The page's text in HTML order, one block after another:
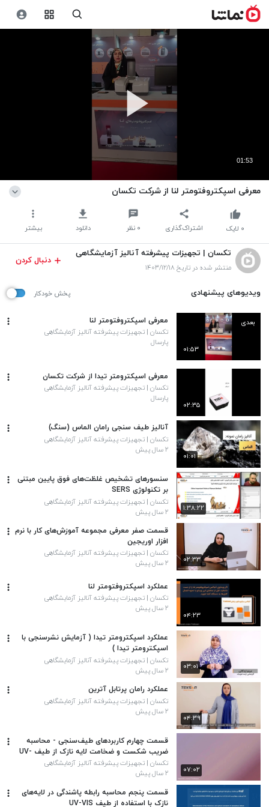
01:53
معرفی اسپکتروفتومتر لنا از شرکت تکسان
اشتراک‌گذاری ۰ نظر دانلود بیشتر ۰ لایک
تکسان | تجهیزات پیشرفته آنالیز آزمایشگاهی
منتشر شده در تاریخ ۱۴۰۳/۱۲/۱۸
دنبال کردن
ویدیوهای پیشنهادی پخش خودکار
۰۱:۵۳
بعدی معرفی اسپکتروفتومتر لنا
تکسان | تجهیزات پیشرفته آنالیز آزمایشگاهی
پارسال
۰۲:۳۵
معرفی اسپکترومتر تیدا از شرکت تکسان
تکسان | تجهیزات پیشرفته آنالیز آزمایشگاهی
پارسال
۰۱:۰۱
آنالیز طیف سنجی رامان الماس (سنگ)
تکسان | تجهیزات پیشرفته آنالیز آزمایشگاهی
۲ سال پیش
۱:۳۸:۲۲
سنسورهای تشخیص غلظت‌های فوق پایین مبتنی
بر تکنولوژی SERS
تکسان | تجهیزات پیشرفته آنالیز آزمایشگاهی
۲ سال پیش
۰۲:۳۳
قسمت صفر معرفی مجموعه آموزش‌های کار با نرم
افزار اوریجین
تکسان | تجهیزات پیشرفته آنالیز آزمایشگاهی
۲ سال پیش
۰۴:۲۳
عملکرد اسپکتروفتومتر لنا
تکسان | تجهیزات پیشرفته آنالیز آزمایشگاهی
۲ سال پیش
۰۳:۰۱
عملکرد اسپکترومتر تیدا ( آزمایش نشرسنجی با
اسپکترومتر تیدا )
تکسان | تجهیزات پیشرفته آنالیز آزمایشگاهی
۲ سال پیش
۰۴:۳۹
عملکرد رامان پرتابل آترین
تکسان | تجهیزات پیشرفته آنالیز آزمایشگاهی
۲ سال پیش
۰۷:۰۲
قسمت چهارم کاربردهای طیف‌سنجی - محاسبه
ضریب شکست و ضخامت لایه نازک از طیف UV-
VIS
تکسان | تجهیزات پیشرفته آنالیز آزمایشگاهی
۲ سال پیش
قسمت پنجم محاسبه رابطه پاشندگی در لایه‌های
نازک با استفاده از طیف UV-VIS